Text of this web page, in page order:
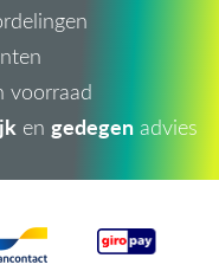
voorraad
en gedegen advies